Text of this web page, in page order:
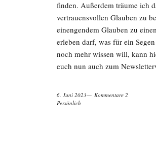
finden. Außerdem träume ich
vertrauensvollen Glauben zu
einengendem Glauben zu
erleben darf, was für ein
noch mehr wissen will, kann
euch nun auch zum
6. Juni 2023
Kommentare 2
Persönlich